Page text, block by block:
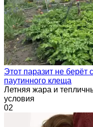
Этот паразит не берёт
паутинного клеща
Летняя жара и
условия
02